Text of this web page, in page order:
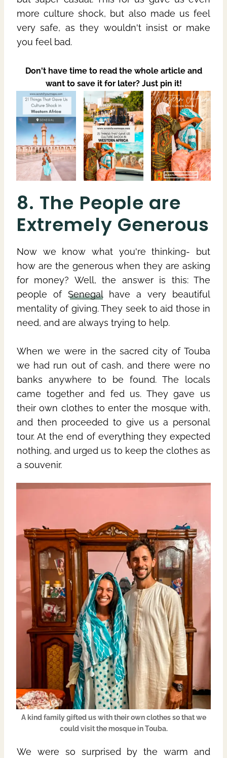
more culture shock, but also made us feel
very safe, as they wouldn't insist or make
you feel bad.
Don't have time to read the whole article and
want to save it for later? Just pin it!
8. The People are
Extremely Generous
Now we know what you're thinking- but
how are the generous when they are asking
for money? Well, the answer is this: The
people of Senegalhave a very beautiful
mentality of giving. They seek to aid those in
need, and are always trying to help.
When we were in the sacred city of Touba
we had run out of cash, and there were no
banks anywhere to be found. The locals
came together and fed us. They gave us
their own clothes to enter the mosque with,
and then proceeded to give us a personal
tour. At the end of everything they expected
nothing, and urged us to keep the clothes as
a souvenir.
A kind family gifted us with their own clothes so that we
could visit the mosque in Touba.
We were so surprised by the warm and